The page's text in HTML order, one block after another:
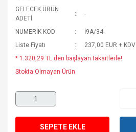
GELECEK ÜRÜN
ADETİ
-
NUMERİK KOD
İ9A/34
Liste Fiyatı
237,00 EUR + KDV
* 1.320,29 TL den başlayan taksitlerle!
Stokta Olmayan Ürün
SEPETE EKLE